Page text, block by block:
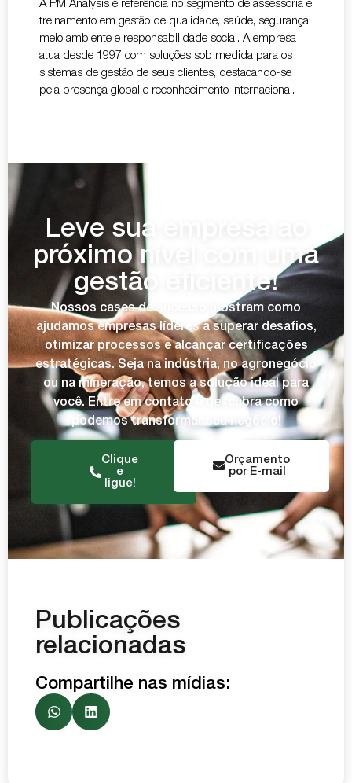
A PM Analysis é referência no segmento de assessoria e
treinamento em gestão de qualidade, saúde, segurança,
meio ambiente e responsabilidade social. A empresa
atua desde 1997 com soluções sob medida para os
sistemas de gestão de seus clientes, destacando-se
pela presença global e reconhecimento internacional.
Leve sua empresa ao
próximo nível com uma
gestão eficiente!
Nossos cases de sucesso mostram como
ajudamos empresas líderes a superar desafios,
otimizar processos e alcançar certificações
estratégicas. Seja na indústria, no agronegócio
ou na mineração, temos a solução ideal para
você. Entre em contato e descubra como
podemos transformar seu negócio!
Clique
e
ligue!
Orçamento
por E-mail
Publicações
relacionadas
Compartilhe nas mídias: